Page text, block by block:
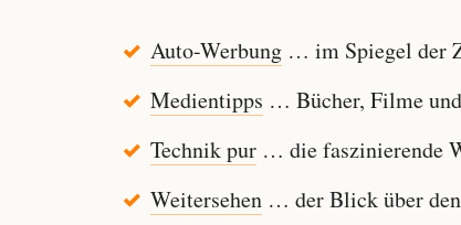
Auto-Werbung… im Spiegel der
Medientipps … Bücher, Filme
Technik pur… die faszinierende
Weitersehen… der Blick über